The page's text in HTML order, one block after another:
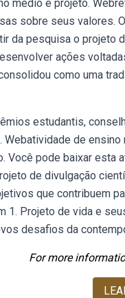
médio e projeto.
sobre seus valores.
da pesquisa o projeto
ações
como uma
estudantis,
de
Você pode baixar
de divulgação
que contribuem
1. Projeto de vida e
desafios da
For more